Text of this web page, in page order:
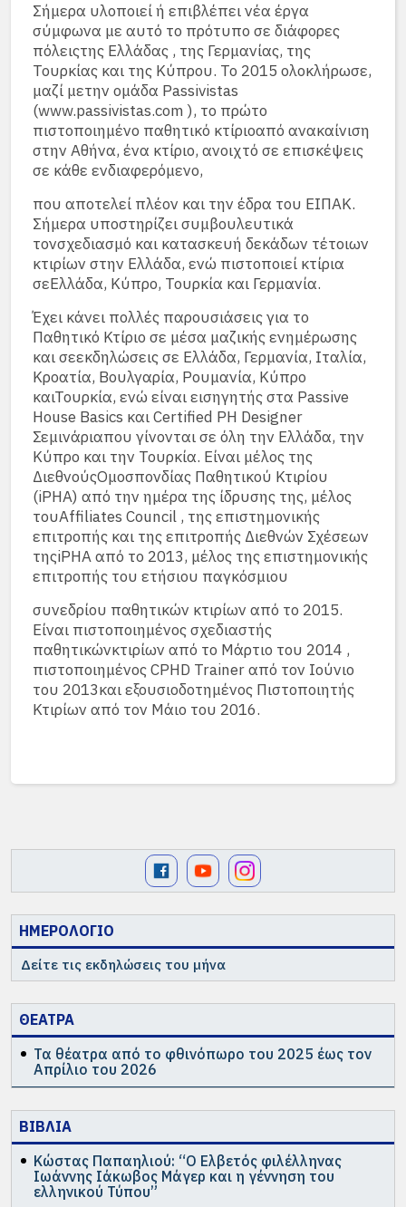
ΗΜΕΡΟΛΟΓΙΟ
Δείτε τις εκδηλώσεις του μήνα
ΘΕΑΤΡΑ
Τα θέατρα από το φθινόπωρο του 2025 έως τον
Απρίλιο του 2026
ΒΙΒΛΙΑ
Κώστας Παπαηλιού: “Ο Ελβετός φιλέλληνας
Ιωάννης Ιάκωβος Μάγερ και η γέννηση του
ελληνικού Τύπου”
Σήμερα υλοποιεί ή επιβλέπει νέα έργα
σύμφωνα με αυτό το πρότυπο σε διάφορες
πόλειςτης Ελλάδας , της Γερμανίας, της
Τουρκίας και της Κύπρου. Το 2015 ολοκλήρωσε,
μαζί μετην ομάδα Passivistas
(www.passivistas.com ), το πρώτο
πιστοποιημένο παθητικό κτίριοαπό ανακαίνιση
στην Αθήνα, ένα κτίριο, ανοιχτό σε επισκέψεις
σε κάθε ενδιαφερόμενο,
που αποτελεί πλέον και την έδρα του ΕΙΠΑΚ.
Σήμερα υποστηρίζει συμβουλευτικά
τονσχεδιασμό και κατασκευή δεκάδων τέτοιων
κτιρίων στην Ελλάδα, ενώ πιστοποιεί κτίρια
σεΕλλάδα, Κύπρο, Τουρκία και Γερμανία.
Έχει κάνει πολλές παρουσιάσεις για το
Παθητικό Κτίριο σε μέσα μαζικής ενημέρωσης
και σεεκδηλώσεις σε Ελλάδα, Γερμανία, Ιταλία,
Κροατία, Βουλγαρία, Ρουμανία, Κύπρο
καιΤουρκία, ενώ είναι εισηγητής στα Passive
House Basics και Certified PH Designer
Σεμινάριαπου γίνονται σε όλη την Ελλάδα, την
Κύπρο και την Τουρκία. Είναι μέλος της
ΔιεθνούςΟμοσπονδίας Παθητικού Κτιρίου
(iPHA) από την ημέρα της ίδρυσης της, μέλος
τουAffiliates Council , της επιστημονικής
επιτροπής και της επιτροπής Διεθνών Σχέσεων
τηςiPHA από το 2013, μέλος της επιστημονικής
επιτροπής του ετήσιου παγκόσμιου
συνεδρίου παθητικών κτιρίων από το 2015.
Είναι πιστοποιημένος σχεδιαστής
παθητικώνκτιρίων από το Μάρτιο του 2014 ,
πιστοποιημένος CPHD Trainer από τον Ιούνιο
του 2013και εξουσιοδοτημένος Πιστοποιητής
Κτιρίων από τον Μάιο του 2016.